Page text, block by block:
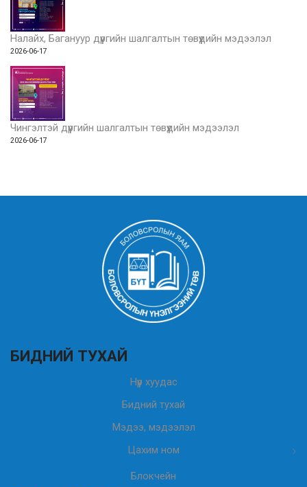
Налайх, Багануур дүүргийн шалгалтын төвүүдийн мэдээлэл
2026-06-17
Чингэлтэй дүүргийн шалгалтын төвүүдийн мэдээлэл
2026-06-17
БИДНИЙ ТУХАЙ
Нүүр хуудас
Бидний тухай
Мэдээ, мэдээлэл
Цахим ном
Блокчейн